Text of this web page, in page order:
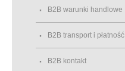
B2B warunki handlowe
B2B transport i płatność
B2B kontakt